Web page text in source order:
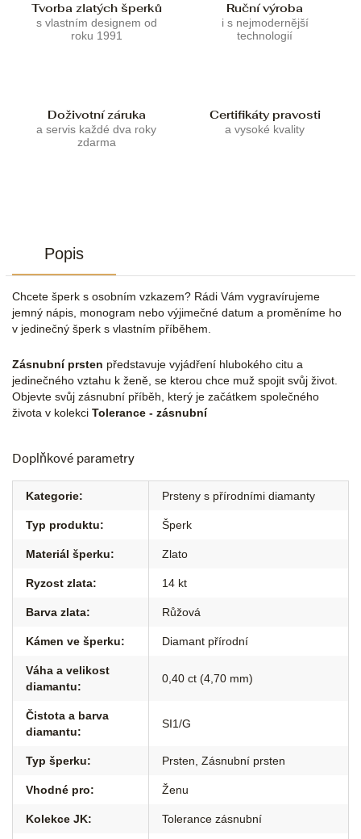
Tvorba zlatých šperků
s vlastním designem od
roku 1991
Ruční výroba
i s nejmodernější
technologií
Doživotní záruka
a servis každé dva roky
zdarma
Certifikáty pravosti
a vysoké kvality
Popis
Chcete šperk s osobním vzkazem? Rádi Vám vygravírujeme
jemný nápis, monogram nebo výjimečné datum a proměníme ho
v jedinečný šperk s vlastním příběhem.
Zásnubní prsten představuje vyjádření hlubokého citu a
jedinečného vztahu k ženě, se kterou chce muž spojit svůj život.
Objevte svůj zásnubní příběh, který je začátkem společného
života v kolekci Tolerance - zásnubní
Doplňkové parametry
Kategorie: Prsteny s přírodními diamanty
Typ produktu: Šperk
Materiál šperku: Zlato
Ryzost zlata: 14 kt
Barva zlata: Růžová
Kámen ve šperku: Diamant přírodní
Váha a velikost
diamantu:
0,40 ct (4,70 mm)
Čistota a barva
diamantu:
SI1/G
Typ šperku: Prsten Zásnubní prsten
Vhodné pro: Ženu
Kolekce JK: Tolerance zásnubní